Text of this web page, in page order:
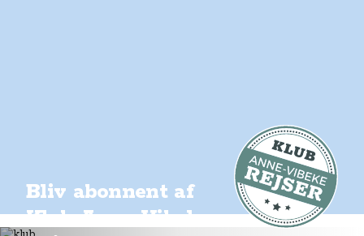
Bliv abonnent af
Klub Anne-Vibeke